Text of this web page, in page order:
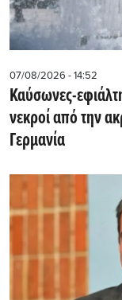
07/08/2026 - 14:52
Καύσωνες-
νεκροί από την
Γερμανία